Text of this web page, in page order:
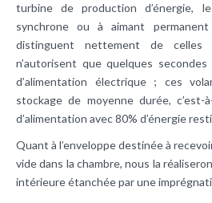
turbine de production d’énergie,
synchrone ou à aimant
distinguent nettement de celles
n’autorisent que quelques
d’alimentation électrique ; ces
stockage de moyenne durée,
d’alimentation avec 80% d’énergie
Quant à l’enveloppe destinée à
vide dans la chambre, nous la
intérieure étanchée par une